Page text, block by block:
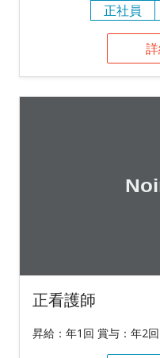
正社員
正看護師
昇給：年1回 賞与：年2